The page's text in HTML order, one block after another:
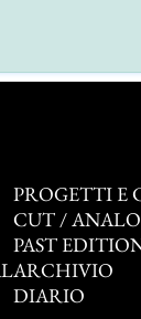
PROGETTI E
CUT /
PAST
ARCHIVIO
DIARIO